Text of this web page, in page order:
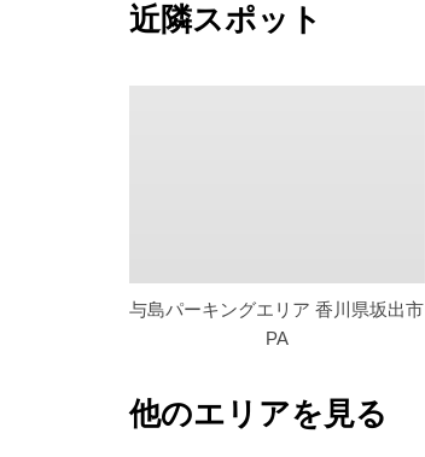
近隣スポット
与島パーキングエリア 香川県坂出市
PA
他のエリアを見る